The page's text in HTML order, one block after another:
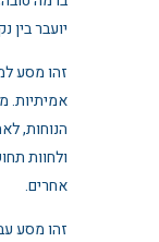
יועבר בין
זהו מסע
אמיתיות.
הנוחות,
ולחוות
אחרים.
זהו מסע